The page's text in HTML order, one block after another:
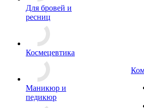
Для бровей и
ресниц
Космецевтика
Маникюр и
педикюр